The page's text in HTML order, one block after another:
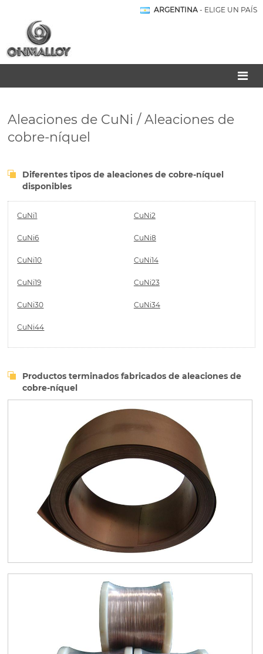
ARGENTINA - ELIGE UN PAÍS
Aleaciones de CuNi / Aleaciones de
cobre-níquel
Diferentes tipos de aleaciones de cobre-níquel
disponibles
CuNi1 CuNi2
CuNi6 CuNi8
CuNi10 CuNi14
CuNi19 CuNi23
CuNi30 CuNi34
CuNi44
Productos terminados fabricados de aleaciones de
cobre-níquel